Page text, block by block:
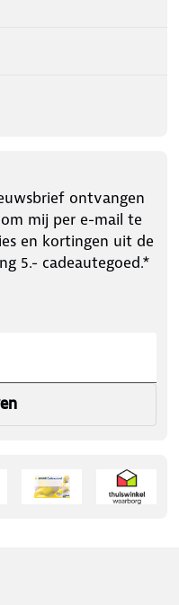
ontvangen
mij per e-mail te
en kortingen uit de
5.- cadeautegoed.*